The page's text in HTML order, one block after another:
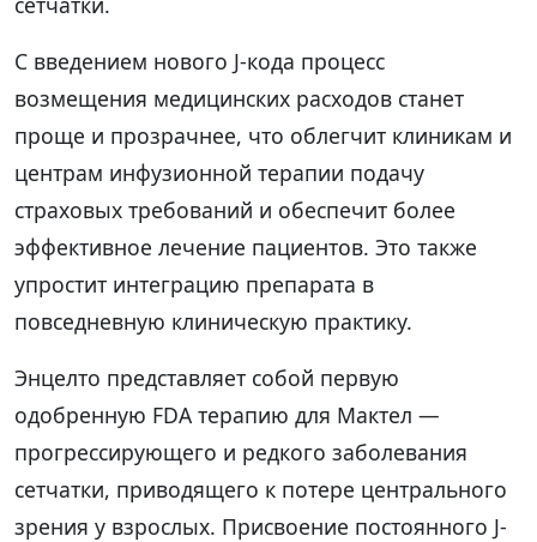
С введением нового J-кода процесс
возмещения медицинских расходов станет
проще и прозрачнее, что облегчит клиникам и
центрам инфузионной терапии подачу
страховых требований и обеспечит более
эффективное лечение пациентов. Это также
упростит интеграцию препарата в
повседневную клиническую практику.
Энцелто представляет собой первую
одобренную FDA терапию для Мактел —
прогрессирующего и редкого заболевания
сетчатки, приводящего к потере центрального
зрения у взрослых. Присвоение постоянного J-